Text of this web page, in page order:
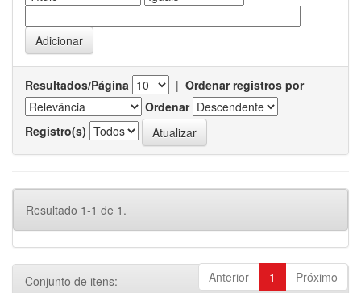
Resultados/Página | Ordenar registros por
Ordenar
Registro(s)
Resultado 1-1 de 1.
Anterior 1 Próximo
Conjunto de itens: